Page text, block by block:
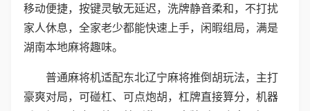
移动便捷，按键灵敏无延迟，洗牌静音柔和，不打扰
家人休息，全家老少都能快速上手，闲暇组局，满是
湖南本地麻将趣味。
普通麻将机适配东北辽宁麻将推倒胡玩法，主打
豪爽对局，可碰杠、可点炮胡，杠牌直接算分，机器